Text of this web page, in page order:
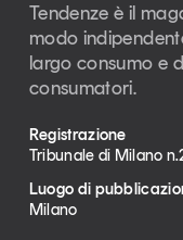
Tendenze è il
modo
largo consumo e
consumatori.
Registrazione
Tribunale di Milano
Luogo di
Milano